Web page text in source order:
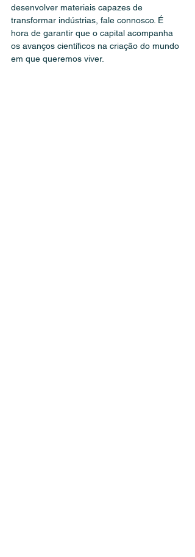
desenvolver materiais capazes de
transformar indústrias, fale connosco. É
hora de garantir que o capital acompanha
os avanços científicos na criação do mundo
em que queremos viver.